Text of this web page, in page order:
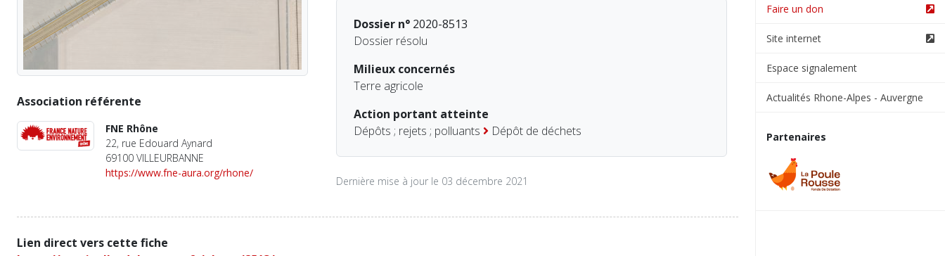
Dossier n°2020-8513
Dossier résolu
Milieux concernés
Terre agricole
Action portant atteinte
Dépôts ; rejets ; polluants
Dépôt de déchets
Dernière mise à jour le 03 décembre 2021
Association référente
FNE Rhône
22, rue Edouard Aynard
69100 VILLEURBANNE
https://www.fne-aura.org/rhone/
Lien direct vers cette fiche
Faire un don
Site internet
Espace signalement
Actualités Rhone-Alpes - Auvergne
Partenaires